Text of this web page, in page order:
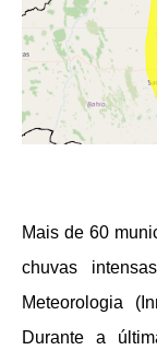
Mais de 60
chuvas
Meteorologia
Durante a